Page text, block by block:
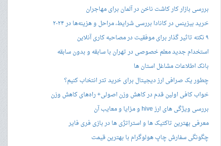
بررسی بازار کار کاشت ناخن در آلمان برای مهاجران
خرید بیزینس در کانادا بررسی شرایط، مراحل و هزینه‌ها در ۲۰۲۴
۹ نکته تاثیر گذار برای موفقیت در مصاحبه کاری آنلاین
استخدام جدید معلم خصوصی در تهران با سابقه و بدون سابقه
بانک اطلاعات مشاغل استان ها
چطور یک صرافی ارز دیجیتال برای خرید تتر انتخاب کنیم؟
خواب کافی اولین قدم در کاهش وزن اصولی+ راه‌های کاهش وزن
بررسی ویژگی های ارز hive و مزایا و معایب آن
معرفی بهترین تاکتیک ها و استراتژی ها در بازی فری فایر
چگونگی سفارش چاپ هولوگرام با بهترین قیمت